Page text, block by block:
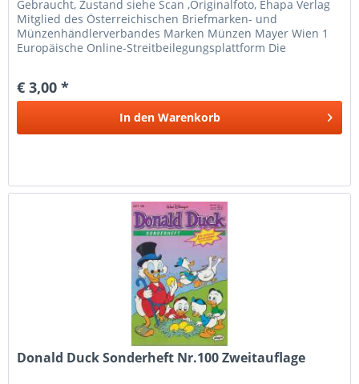
Gebraucht, Zustand siehe Scan ,Originalfoto, Ehapa Verlag
Mitglied des Österreichischen Briefmarken- und
Münzenhändlerverbandes Marken Münzen Mayer Wien 1
Europäische Online-Streitbeilegungsplattform Die
€ 3,00 *
In den Warenkorb
Donald Duck Sonderheft Nr.100 Zweitauflage